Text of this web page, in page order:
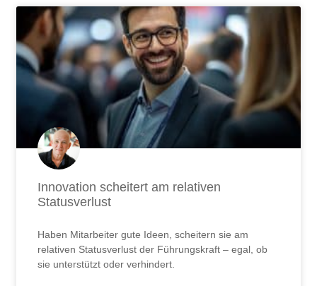
Innovation scheitert am relativen
Statusverlust
Haben Mitarbeiter gute Ideen, scheitern sie am
relativen Statusverlust der Führungskraft – egal, ob
sie unterstützt oder verhindert.